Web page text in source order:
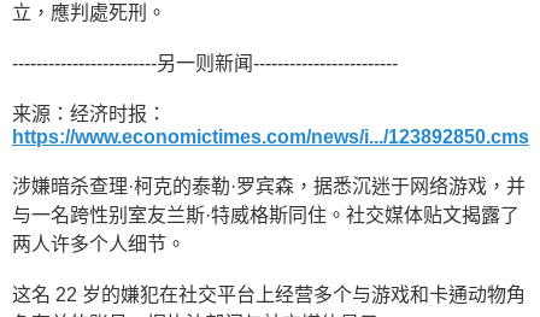
立，應判處死刑。
------------------------另一则新闻------------------------
来源：经济时报：
https://www.economictimes.com/news/i.../123892850.cms
涉嫌暗杀查理·柯克的泰勒·罗宾森，据悉沉迷于网络游戏，并
与一名跨性别室友兰斯·特威格斯同住。社交媒体贴文揭露了
两人许多个人细节。
这名 22 岁的嫌犯在社交平台上经营多个与游戏和卡通动物角